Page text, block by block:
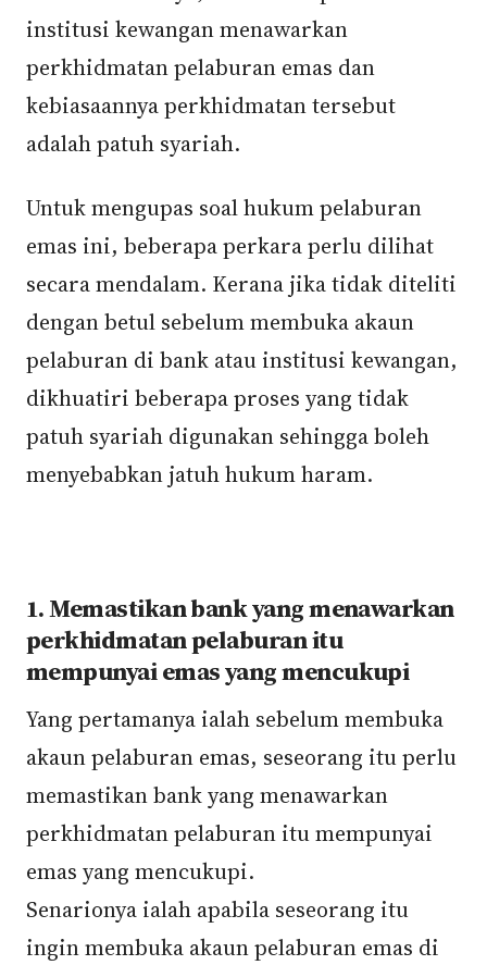
institusi kewangan menawarkan
perkhidmatan pelaburan emas dan
kebiasaannya perkhidmatan tersebut
adalah patuh syariah.
Untuk mengupas soal hukum pelaburan
emas ini, beberapa perkara perlu dilihat
secara mendalam. Kerana jika tidak diteliti
dengan betul sebelum membuka akaun
pelaburan di bank atau institusi kewangan,
dikhuatiri beberapa proses yang tidak
patuh syariah digunakan sehingga boleh
menyebabkan jatuh hukum haram.
1. Memastikan bank yang menawarkan
perkhidmatan pelaburan itu
mempunyai emas yang mencukupi
Yang pertamanya ialah sebelum membuka
akaun pelaburan emas, seseorang itu perlu
memastikan bank yang menawarkan
perkhidmatan pelaburan itu mempunyai
emas yang mencukupi.
Senarionya ialah apabila seseorang itu
ingin membuka akaun pelaburan emas di